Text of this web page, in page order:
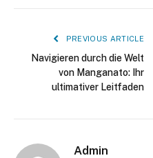
PREVIOUS ARTICLE
Navigieren durch die Welt
von Manganato: Ihr
ultimativer Leitfaden
Admin